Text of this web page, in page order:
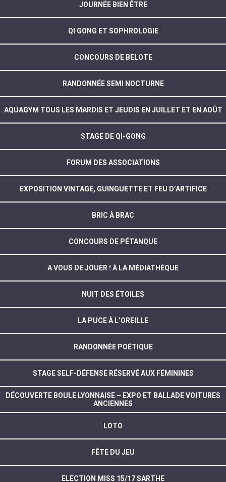
JOURNÉE BIEN ÊTRE
QI GONG ET SOPHROLOGIE
CONCOURS DE BELOTE
RANDONNÉE SEMI NOCTURNE
AQUAGYM TOUS LES MARDIS ET JEUDIS EN JUILLET ET EN AOÛT
STAGE DE QI-GONG
FORUM DES ASSOCIATIONS
EXPOSITION VINTAGE, GUINGUETTE ET FEU D’ARTIFICE
BRIC À BRAC
CONCOURS DE PÉTANQUE
A VOUS DE JOUER ! À LA MÉDIATHÈQUE
NUIT DES ÉTOILES
LA PUCE À L’OREILLE
RANDONNÉE POÉTIQUE
STAGE SELF-DÉFENSE RÉSERVÉ AUX FÉMININES
DÉCOUVERTE BOULE LYONNAISE – EXPO ET BALLADE VOITURES
ANCIENNES
LOTO
FÊTE DU JEU
ELECTION MISS 15/17 SARTHE